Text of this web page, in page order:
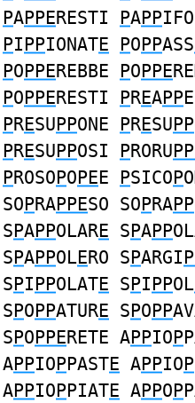
PAPPERESTI PAPP
PIPPIONATE POPPASS
POPPEREBBE POPPE
POPPERESTI PREAPP
PRESUPPONE PRESUPP
PRESUPPOSI PRORU
PROSOPOPEE PSICOP
SOPRAPPESO SOPRAPP
SPAPPOLARE SPAPP
SPAPPOLERO SPARGI
SPIPPOLATE SPIPPOL
SPOPPATURE SPOPP
SPOPPERETE APPIOP
APPIOPPASTE APPIOP
APPIOPPIATE APPOP